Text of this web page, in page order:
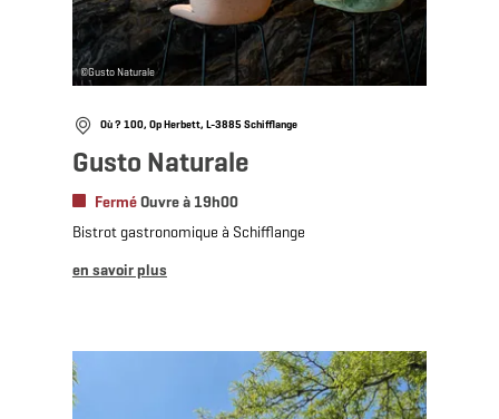
©Gusto Naturale
Où ? 100, Op Herbett, L-3885 Schifflange
Gusto Naturale
FerméOuvre à 19h00
Bistrot gastronomique à Schifflange
en savoir plus